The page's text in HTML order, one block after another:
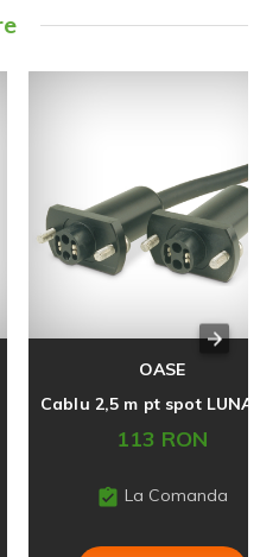
OASE
113 RON
La Comanda